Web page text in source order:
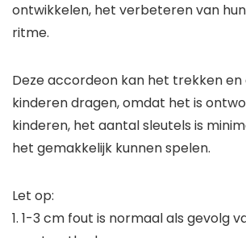
ontwikkelen, het verbeteren van
ritme.
Deze accordeon kan het trekken en
kinderen dragen, omdat het is
kinderen, het aantal sleutels is
het gemakkelijk kunnen spelen.
Let op:
1. 1-3 cm fout is normaal als gevolg